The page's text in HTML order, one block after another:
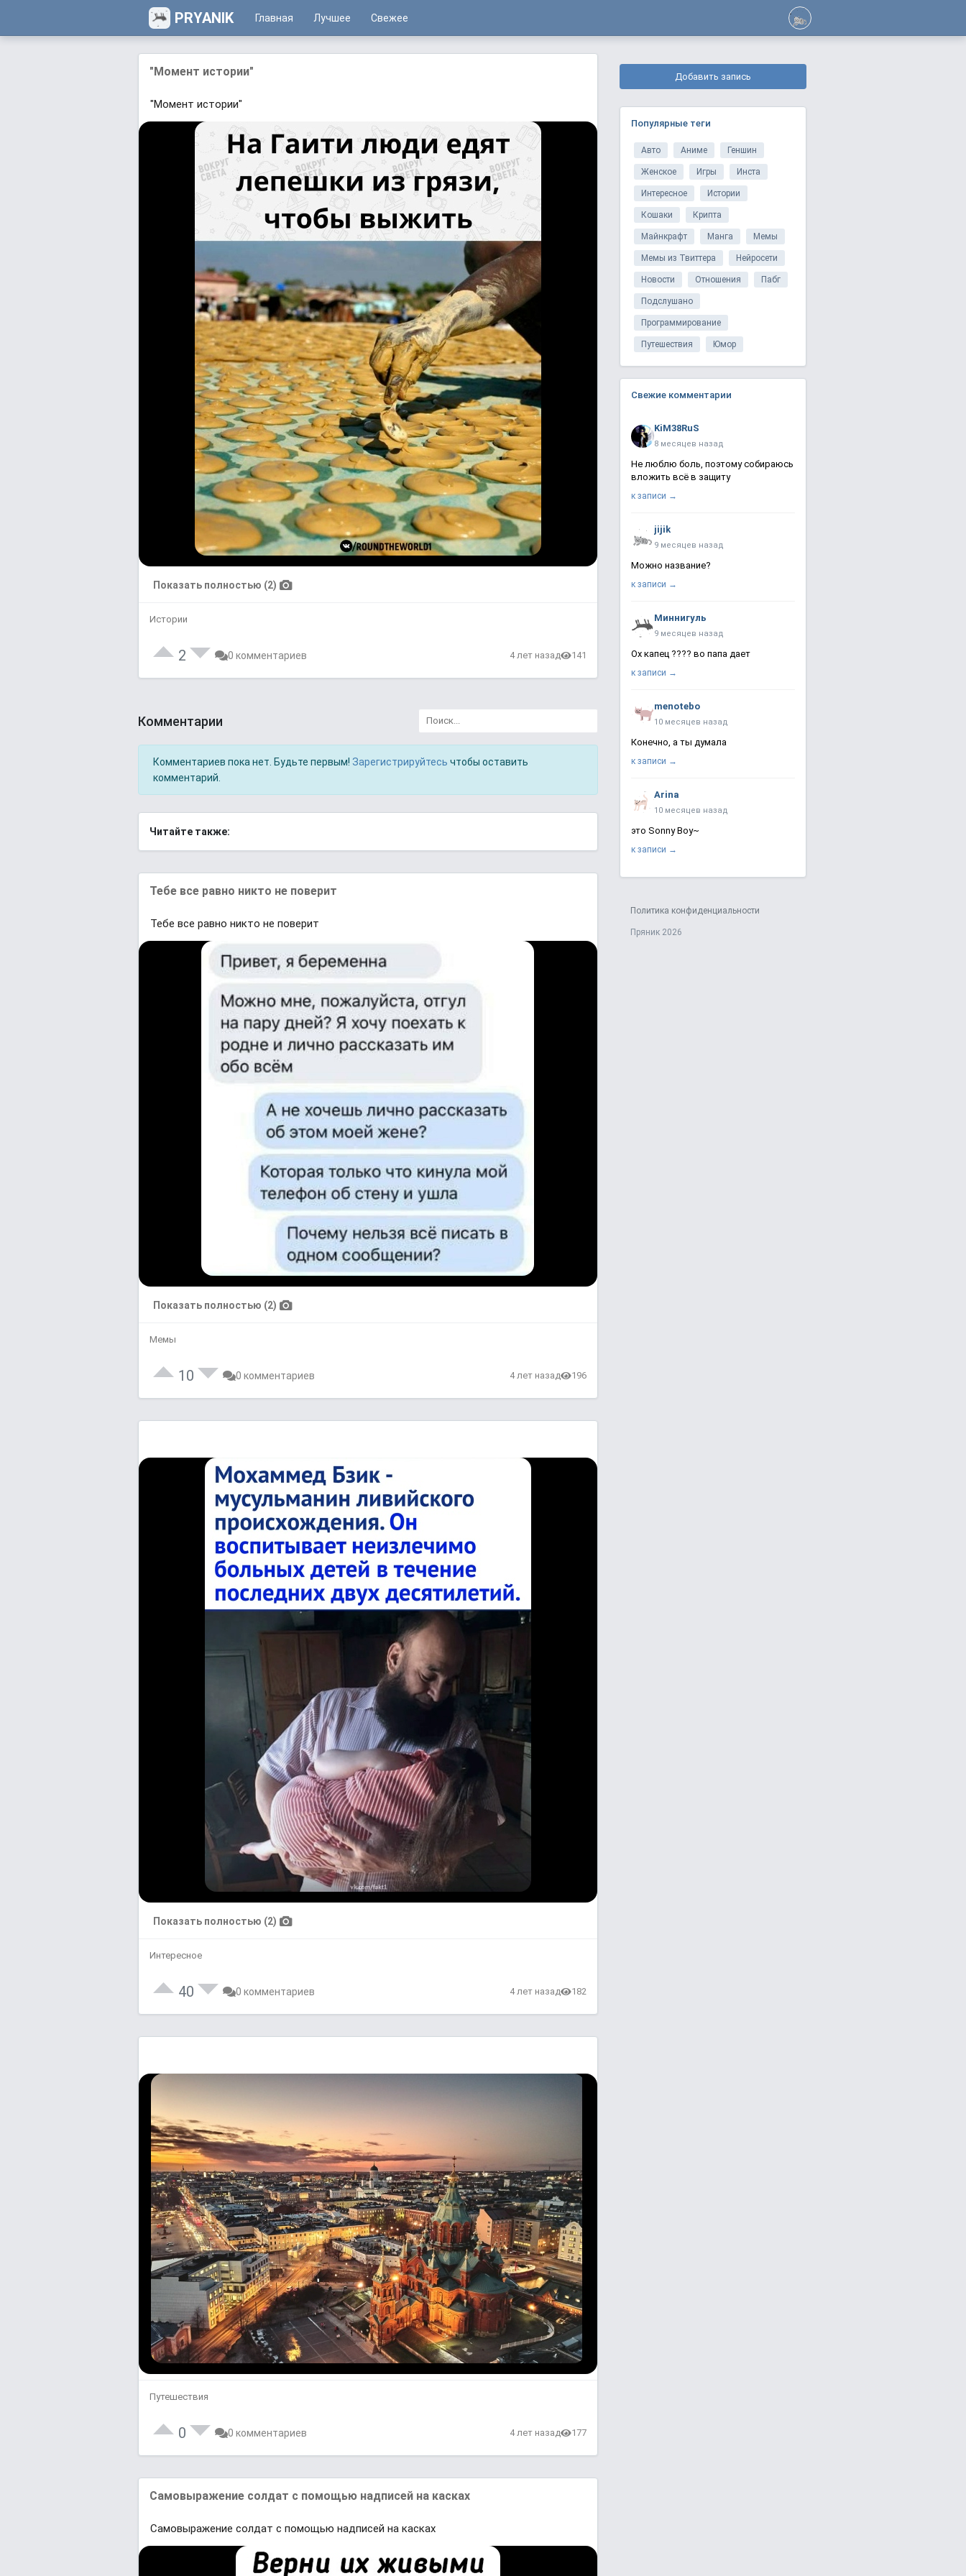
PRYANIK Главная Лучшее Свежее
"Момент истории"
"Момент истории"
Показать полностью (2)
Истории
2 0 комментариев 4 лет назад 141
Комментарии
Комментариев пока нет. Будьте первым! Зарегистрируйтесь чтобы оставить
комментарий.
Читайте также:
Тебе все равно никто не поверит
Тебе все равно никто не поверит
Показать полностью (2)
Мемы
10 0 комментариев 4 лет назад 196
Показать полностью (2)
Интересное
40 0 комментариев 4 лет назад 182
Путешествия
0 0 комментариев 4 лет назад 177
Caмовыражение солдат с помощью надписей на касках
Caмовыражение солдат с помощью надписей на касках
Добавить запись
Популярные теги
Авто Аниме Геншин
Женское Игры Инста
Интересное Истории
Кошаки Крипта
Майнкрафт Манга Мемы
Мемы из Твиттера Нейросети
Новости Отношения Пабг
Подслушано
Программирование
Путешествия Юмор
Свежие комментарии
KiM38RuS
8 месяцев назад
Не люблю боль, поэтому собираюсь
вложить всё в защиту
к записи →
jijik
9 месяцев назад
Можно название?
к записи →
Миннигуль
9 месяцев назад
Ох капец ???? во папа дает
к записи →
menotebo
10 месяцев назад
Конечно, а ты думала
к записи →
Arina
10 месяцев назад
это Sonny Boy~
к записи →
Политика конфиденциальности
Пряник 2026